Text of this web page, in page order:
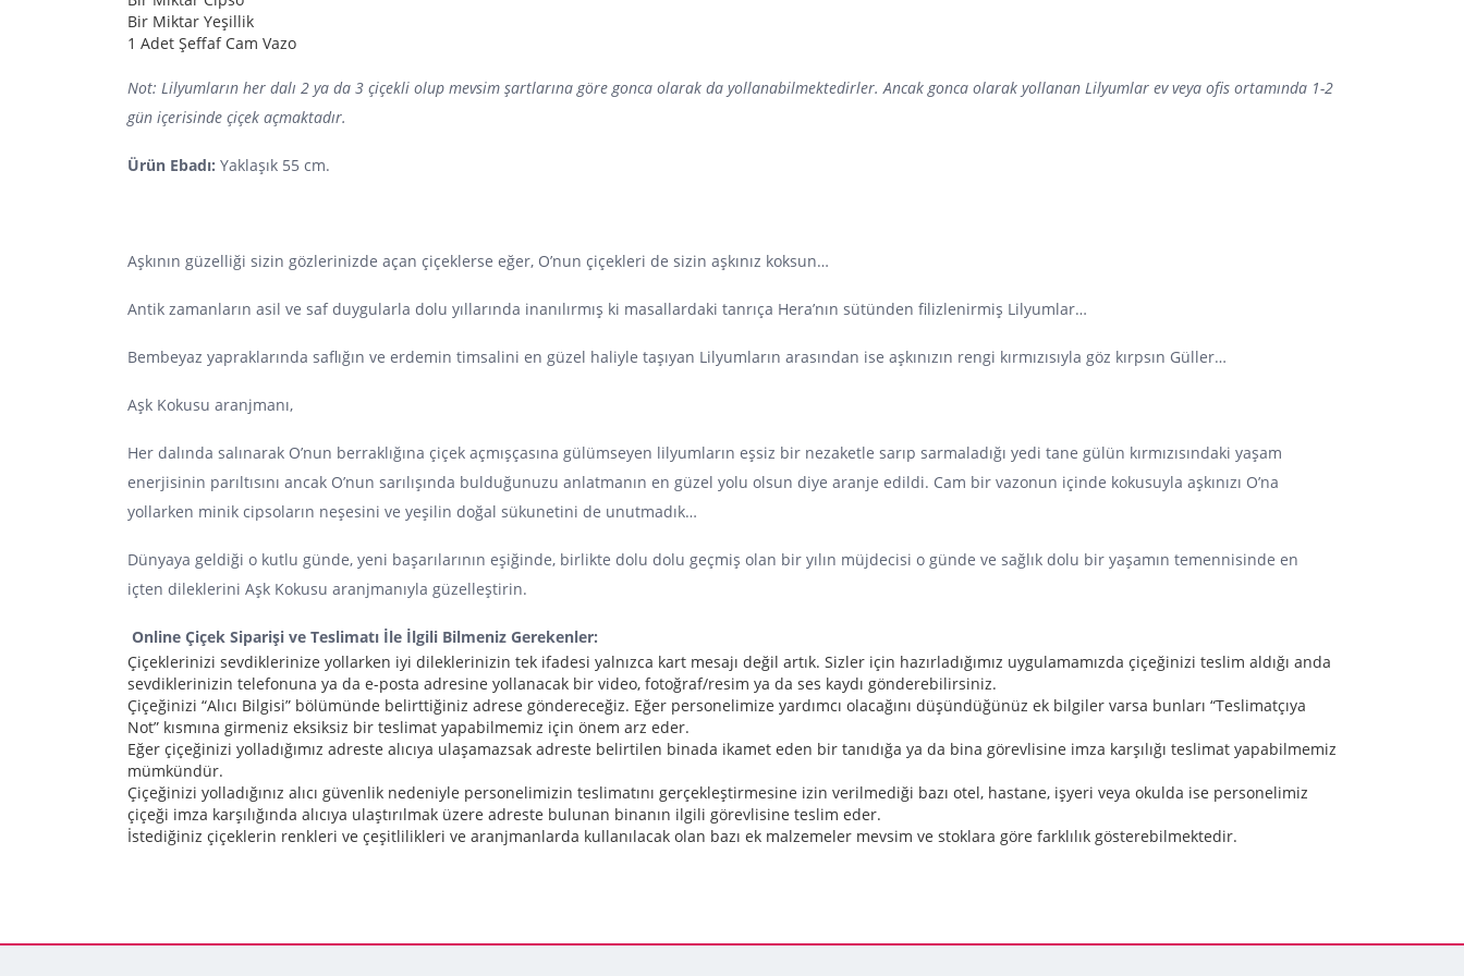
Bir Miktar Yeşillik
1 Adet Şeffaf Cam Vazo
Not: Lilyumların her dalı 2 ya da 3 çiçekli olup mevsim şartlarına göre gonca olarak da yollanabilmektedirler. Ancak gonca olarak yollanan Lilyumlar ev veya ofis ortamında 1-2
gün içerisinde çiçek açmaktadır.
Ürün Ebadı: Yaklaşık 55 cm.
Aşkının güzelliği sizin gözlerinizde açan çiçeklerse eğer, O’nun çiçekleri de sizin aşkınız koksun…
Antik zamanların asil ve saf duygularla dolu yıllarında inanılırmış ki masallardaki tanrıça Hera’nın sütünden filizlenirmiş Lilyumlar…
Bembeyaz yapraklarında saflığın ve erdemin timsalini en güzel haliyle taşıyan Lilyumların arasından ise aşkınızın rengi kırmızısıyla göz kırpsın Güller…
Aşk Kokusu aranjmanı,
Her dalında salınarak O’nun berraklığına çiçek açmışçasına gülümseyen lilyumların eşsiz bir nezaketle sarıp sarmaladığı yedi tane gülün kırmızısındaki yaşam
enerjisinin parıltısını ancak O’nun sarılışında bulduğunuzu anlatmanın en güzel yolu olsun diye aranje edildi. Cam bir vazonun içinde kokusuyla aşkınızı O’na
yollarken minik cipsoların neşesini ve yeşilin doğal sükunetini de unutmadık…
Dünyaya geldiği o kutlu günde, yeni başarılarının eşiğinde, birlikte dolu dolu geçmiş olan bir yılın müjdecisi o günde ve sağlık dolu bir yaşamın temennisinde en
içten dileklerini Aşk Kokusu aranjmanıyla güzelleştirin.
Online Çiçek Siparişi ve Teslimatı İle İlgili Bilmeniz Gerekenler:
Çiçeklerinizi sevdiklerinize yollarken iyi dileklerinizin tek ifadesi yalnızca kart mesajı değil artık. Sizler için hazırladığımız uygulamamızda çiçeğinizi teslim aldığı anda
sevdiklerinizin telefonuna ya da e-posta adresine yollanacak bir video, fotoğraf/resim ya da ses kaydı gönderebilirsiniz.
Çiçeğinizi “Alıcı Bilgisi” bölümünde belirttiğiniz adrese göndereceğiz. Eğer personelimize yardımcı olacağını düşündüğünüz ek bilgiler varsa bunları “Teslimatçıya
Not” kısmına girmeniz eksiksiz bir teslimat yapabilmemiz için önem arz eder.
Eğer çiçeğinizi yolladığımız adreste alıcıya ulaşamazsak adreste belirtilen binada ikamet eden bir tanıdığa ya da bina görevlisine imza karşılığı teslimat yapabilmemiz
mümkündür.
Çiçeğinizi yolladığınız alıcı güvenlik nedeniyle personelimizin teslimatını gerçekleştirmesine izin verilmediği bazı otel, hastane, işyeri veya okulda ise personelimiz
çiçeği imza karşılığında alıcıya ulaştırılmak üzere adreste bulunan binanın ilgili görevlisine teslim eder.
İstediğiniz çiçeklerin renkleri ve çeşitlilikleri ve aranjmanlarda kullanılacak olan bazı ek malzemeler mevsim ve stoklara göre farklılık gösterebilmektedir.